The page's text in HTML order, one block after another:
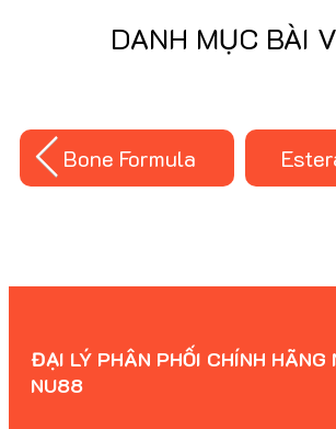
DANH MỤC BÀI
Bone Formula
ĐẠI LÝ PHÂN PHỐI CHÍNH HÃNG
NU88